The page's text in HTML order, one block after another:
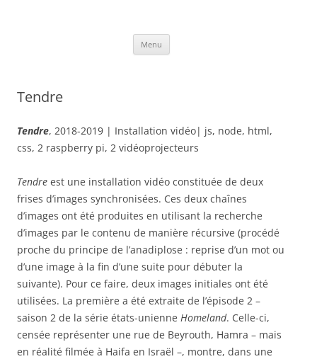
Menu
Tendre
Tendre, 2018-2019 | Installation vidéo| js, node, html,
css, 2 raspberry pi, 2 vidéoprojecteurs
Tendre est une installation vidéo constituée de deux
frises d’images synchronisées. Ces deux chaînes
d’images ont été produites en utilisant la recherche
d’images par le contenu de manière récursive (procédé
proche du principe de l’anadiplose : reprise d’un mot ou
d’une image à la fin d’une suite pour débuter la
suivante). Pour ce faire, deux images initiales ont été
utilisées. La première a été extraite de l’épisode 2 –
saison 2 de la série états-unienne Homeland. Celle-ci,
censée représenter une rue de Beyrouth, Hamra – mais
en réalité filmée à Haifa en Israël –, montre, dans une